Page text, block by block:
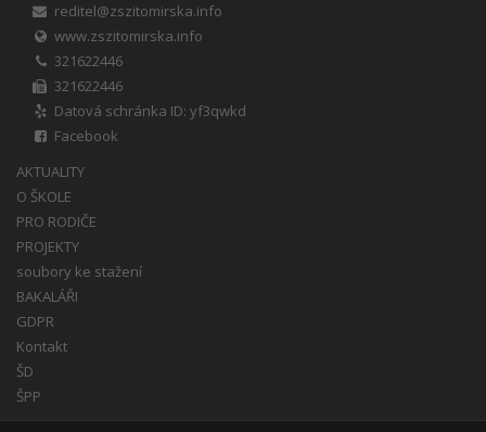
reditel@zszitomirska.info
www.zszitomirska.info
321622446
321622446
Datová schránka ID: yf3qwkd
Facebook
AKTUALITY
O ŠKOLE
PRO RODIČE
PROJEKTY
soubory ke stažení
BAKALÁŘI
GDPR
Kontakt
ŠD
ŠPP